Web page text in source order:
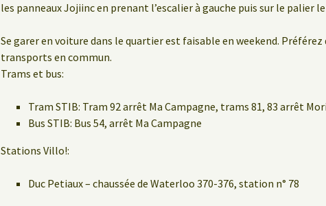
les panneaux Jojiinc en prenant l’escalier à gauche puis sur le palier
Se garer en voiture dans le quartier est faisable en weekend.
transports en commun.
Trams et bus:
Tram STIB: Tram 92 arrêt Ma Campagne, trams 81, 83 arrêt
Bus STIB: Bus 54, arrêt Ma Campagne
Stations Villo!:
Duc Petiaux – chaussée de Waterloo 370-376, station n° 78